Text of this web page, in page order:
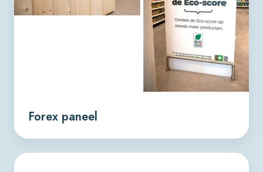
Forex paneel
Spandoek